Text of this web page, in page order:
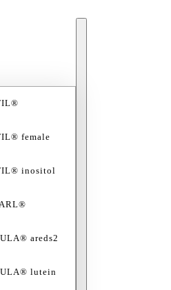
female
inositol
areds2
lutein